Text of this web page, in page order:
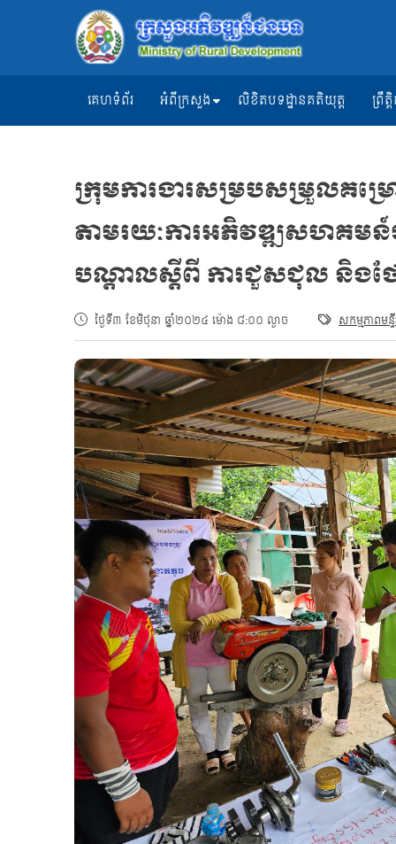
គេហទំព័រ អំពីក្រសួង លិខិតបទដ្ឋានគតិយុត្ត ព្រឹ
ក្រុមការងារសម្របសម្រួលគម្
តាមរយៈការអភិវឌ្ឍសហគមន៍
បណ្តាលស្តីពី ការជួសជុល និងថ
ថ្ងៃទី៣ ខែមិថុនា ឆ្នាំ២០២៤ ម៉ោង ៨:០០ ល្ងាច សកម្មភាពមន្